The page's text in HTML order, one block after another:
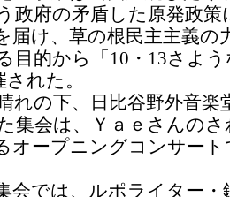
政府の矛盾した原発政策
届け、草の根民主主義の
目的から「10・13さよ
れた。
の下、日比谷野外音楽
集会は、Ｙａｅさんの
オープニングコンサー
会では、ルポライター・